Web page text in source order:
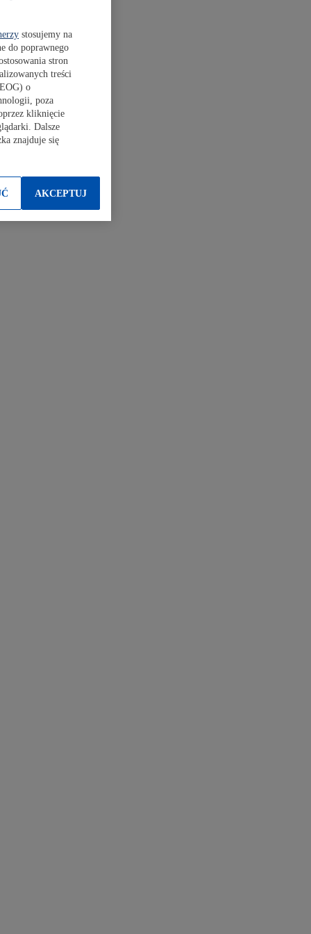
stosujemy na
do poprawnego
stron
treści
o
poza
kliknięcie
Dalsze
znajduje się
AKCEPTUJ